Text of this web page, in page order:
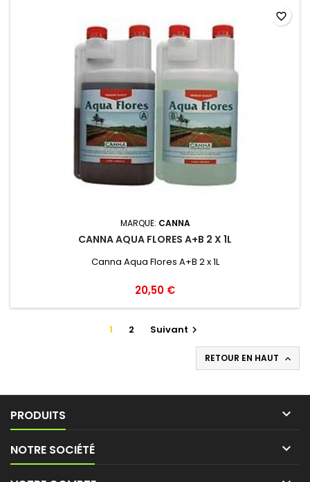
MARQUE: CANNA
CANNA AQUA FLORES A+B 2 X 1L
Canna Aqua Flores A+B 2 x 1L
20,50 €
favorite_border
1 2 Suivant 
RETOUR EN HAUT 
PRODUITS 
NOTRE SOCIÉTÉ 